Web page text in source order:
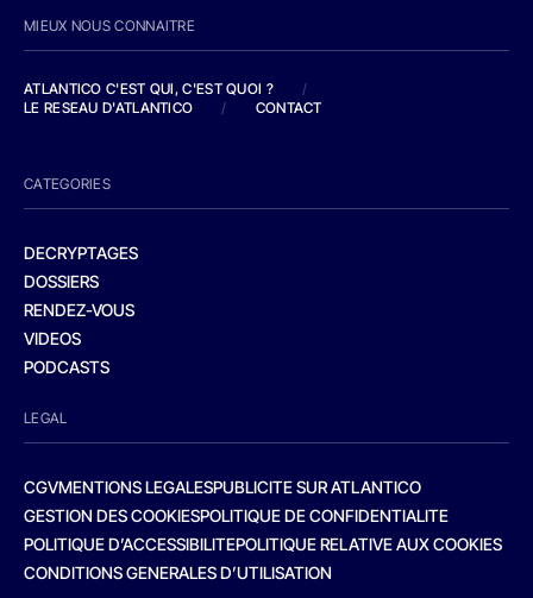
MIEUX NOUS CONNAITRE
ATLANTICO C'EST QUI, C'EST QUOI ?
/
LE RESEAU D'ATLANTICO
/ CONTACT
CATEGORIES
DECRYPTAGES
DOSSIERS
RENDEZ-VOUS
VIDEOS
PODCASTS
LEGAL
CGVMENTIONS LEGALESPUBLICITE SUR ATLANTICO
GESTION DES COOKIESPOLITIQUE DE CONFIDENTIALITE
POLITIQUE D’ACCESSIBILITEPOLITIQUE RELATIVE AUX COOKIES
CONDITIONS GENERALES D’UTILISATION